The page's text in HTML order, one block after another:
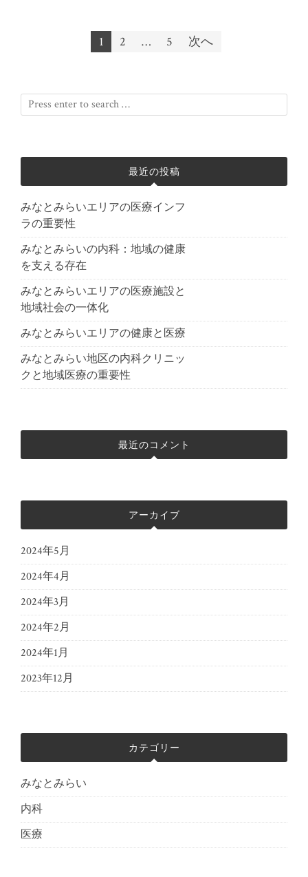
投稿ナビゲーション
1 2 … 5 次へ
最近の投稿
みなとみらいエリアの医療インフ
ラの重要性
みなとみらいの内科：地域の健康
を支える存在
みなとみらいエリアの医療施設と
地域社会の一体化
みなとみらいエリアの健康と医療
みなとみらい地区の内科クリニッ
クと地域医療の重要性
最近のコメント
アーカイブ
2024年5月
2024年4月
2024年3月
2024年2月
2024年1月
2023年12月
カテゴリー
みなとみらい
内科
医療